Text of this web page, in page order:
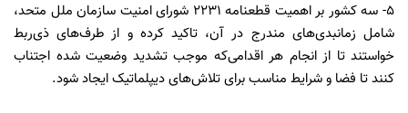
۵- سه کشور بر اهمیت قطعنامه ۲۲۳۱ شورای امنیت سازمان ملل متحد،
شامل زمانبدی‌های مندرج در آن، تاکید کرده و از طرف‌های ذی‌ربط
خواستند تا از انجام هر اقدامی‌که موجب تشدید وضعیت شده اجتناب
کنند تا فضا و شرایط مناسب برای تلاش‌های دیپلماتیک ایجاد شود.